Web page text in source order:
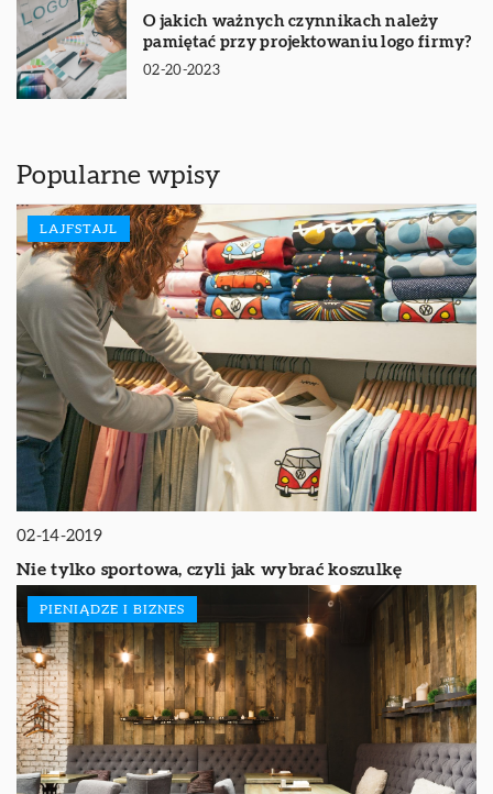
O jakich ważnych czynnikach należy
pamiętać przy projektowaniu logo firmy?
02-20-2023
Popularne wpisy
LAJFSTAJL
02-14-2019
Nie tylko sportowa, czyli jak wybrać koszulkę
PIENIĄDZE I BIZNES